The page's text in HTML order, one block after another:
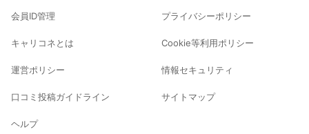
会員ID管理
キャリコネとは
運営ポリシー
口コミ投稿ガイドライン
ヘルプ
プライバシーポリシー
Cookie等利用ポリシー
情報セキュリティ
サイトマップ